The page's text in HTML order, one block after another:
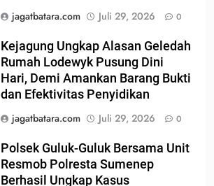
jagatbatara.com
Juli 29, 2026 0
Kejagung Ungkap Alasan Geledah
Rumah Lodewyk Pusung Dini
Hari, Demi Amankan Barang Bukti
dan Efektivitas Penyidikan
jagatbatara.com
Juli 29, 2026 0
Polsek Guluk-Guluk Bersama Unit
Resmob Polresta Sumenep
Berhasil Ungkap Kasus